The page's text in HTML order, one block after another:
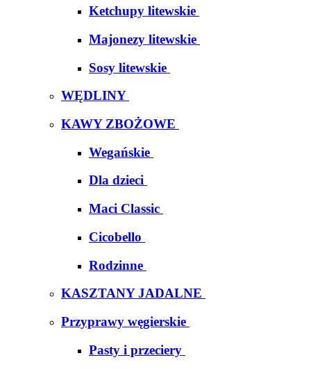
Ketchupy litewskie
Majonezy litewskie
Sosy litewskie
WĘDLINY
KAWY ZBOŻOWE
Wegańskie
Dla dzieci
Maci Classic
Cicobello
Rodzinne
KASZTANY JADALNE
Przyprawy węgierskie
Pasty i przeciery